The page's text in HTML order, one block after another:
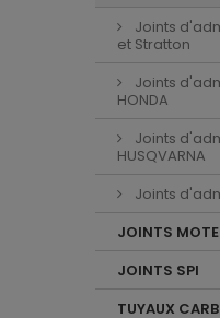
Joints
et Stratton
Joints
HONDA
Joints
HUSQVARNA
Joints
JOINTS
JOINTS SPI
TUYAUX